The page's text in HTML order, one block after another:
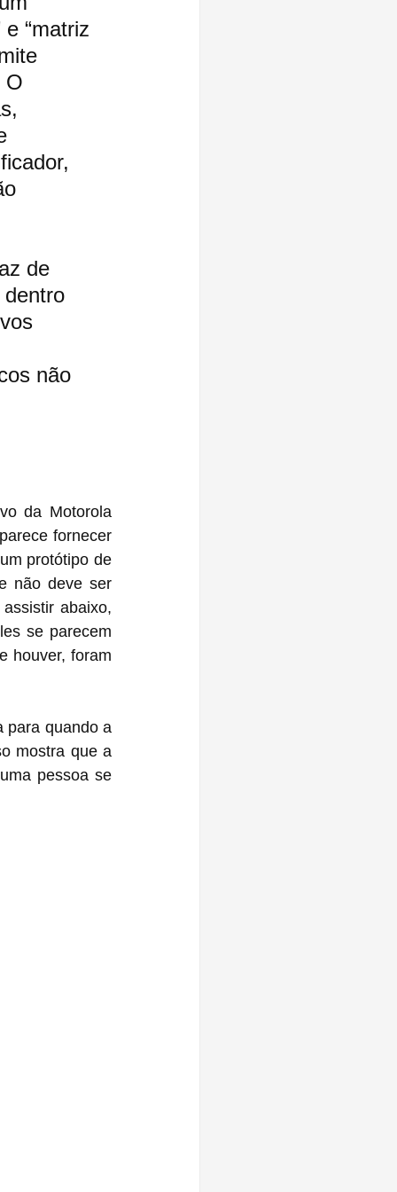
“matriz
O
de
não
da Motorola
fornecer
protótipo de
não deve ser
abaixo,
se parecem
houver, foram
para quando a
mostra que a
pessoa se